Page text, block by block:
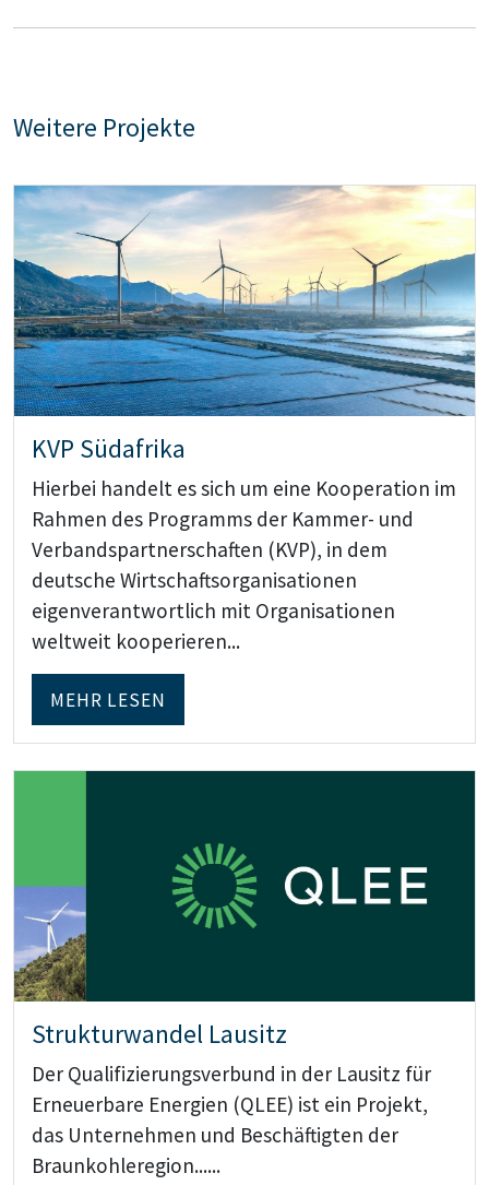
Weitere Projekte
Teaser: KVP Südafrika
KVP Südafrika
Hierbei handelt es sich um eine Kooperation im
Rahmen des Programms der Kammer- und
Verbandspartnerschaften (KVP), in dem
deutsche Wirtschaftsorganisationen
eigenverantwortlich mit Organisationen
weltweit kooperieren...
MEHR LESEN
Strukturwandel Lausitz
Der Qualifizierungsverbund in der Lausitz für
Erneuerbare Energien (QLEE) ist ein Projekt,
das Unternehmen und Beschäftigten der
Braunkohleregion......